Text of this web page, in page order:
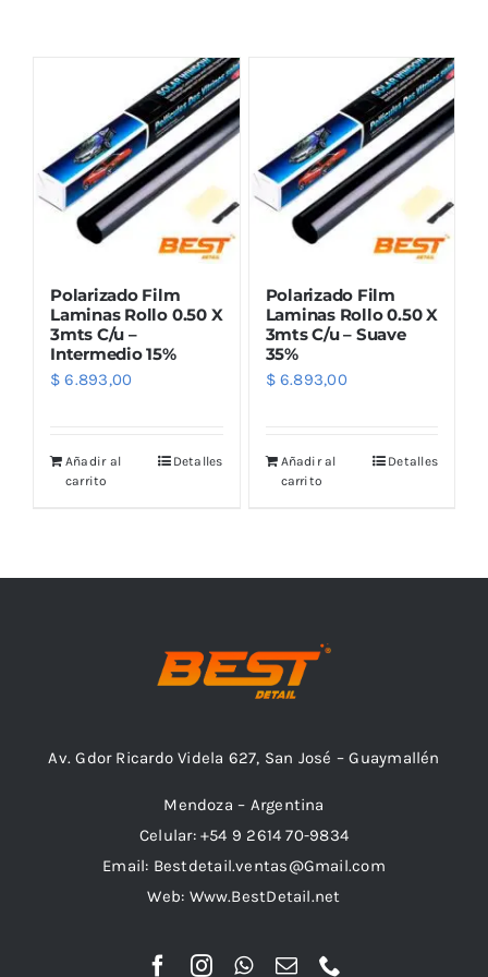
Combos
Mayorista
Marcas
Polarizado Film
Laminas Rollo 0.50 X
3mts C/u –
Intermedio 15%
$ 6.893,00
Añadir al
carrito
Detalles
Polarizado Film
Laminas Rollo 0.50 X
3mts C/u – Suave
35%
$6.893,00
Añadir al
carrito
Detalles
Av. Gdor Ricardo Videla 627, San José – Guaymallén
Mendoza – Argentina
Celular: +54 9 2614 70-9834
Email: Bestdetail.ventas@Gmail.com
Web: Www.BestDetail.net